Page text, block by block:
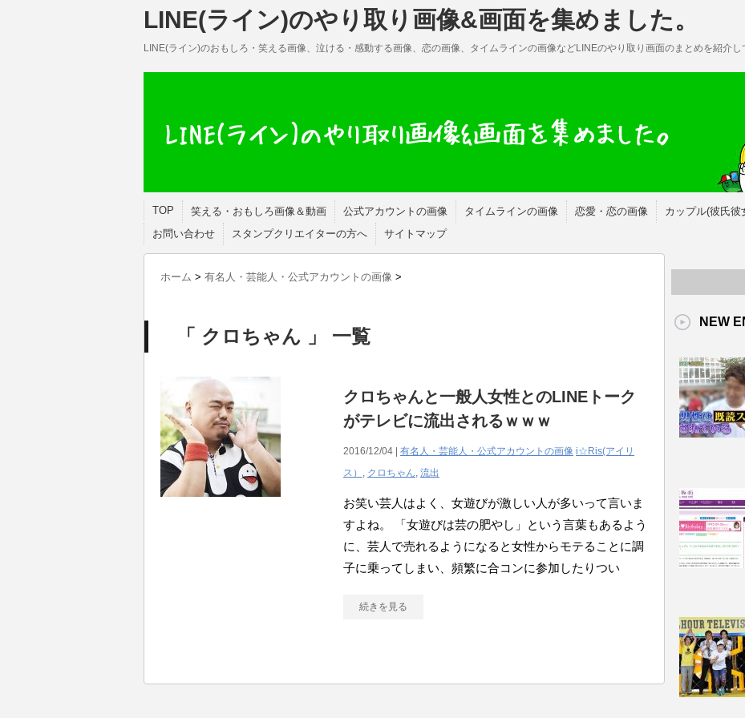
LINE(ライン)のやり取り画像&画面を集めました。
LINE(ライン)のおもしろ・笑える画像、泣ける・感動する画像、恋の画像、タイムラインの画像などLINEのやり取り画面のまとめを紹介し
TOP 笑える・おもしろ画像＆動画 公式アカウントの画像 タイムラインの画像 恋愛・恋の画像 カップル(彼氏彼
お問い合わせ
スタンプクリエイターの方へ サイトマップ
ホーム > 有名人・芸能人・公式アカウントの画像 >
「 クロちゃん 」 一覧
クロちゃんと一般人女性とのLINEトーク
がテレビに流出されるｗｗｗ
2016/12/04 | 有名人・芸能人・公式アカウントの画像 i☆Ris(アイリ
ス） , クロちゃん, 流出
お笑い芸人はよく、女遊びが激しい人が多いって言いま
すよね。 「女遊びは芸の肥やし」という言葉もあるよう
に、芸人で売れるようになると女性からモテることに調
子に乗ってしまい、頻繁に合コンに参加したりつい
続きを見る
NEW